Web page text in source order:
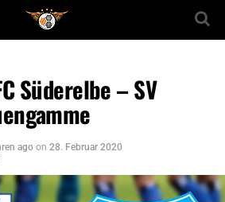
Süderelbe – SV
ago on 28. Februar 2020